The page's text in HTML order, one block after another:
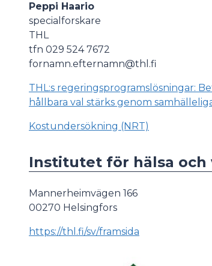
Peppi Haario
specialforskare
THL
tfn 029 524 7672
fornamn.efternamn@thl.fi
THL:s regeringsprogramslösningar:
hållbara val stärks genom
Kostundersökning (NRT)
Institutet för hälsa och
Mannerheimvägen 166
00270 Helsingfors
https://thl.fi/sv/framsida